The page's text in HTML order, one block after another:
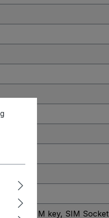
, M.2 2280 M key, SIM Socket